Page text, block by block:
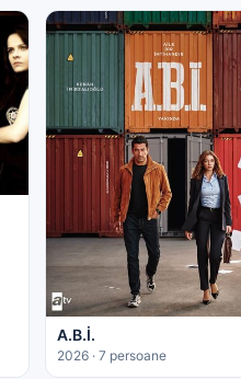
A.B.İ.
2026 · 7 persoane